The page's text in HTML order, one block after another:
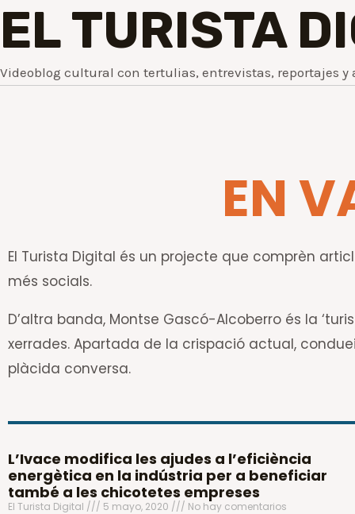
EL TURISTA
Videoblog cultural con tertulias, entrevistas, reportajes y
EN
El Turista Digital és un projecte que comprèn
més socials.
D’altra banda, Montse Gascó-Alcoberro és la
xerrades. Apartada de la crispació actual,
plàcida conversa.
L’Ivace modifica les ajudes a l’eficiència
energètica en la indústria per a beneficiar
també a les chicotetes empreses
El Turista Digital 5 mayo, 2020 No hay comentarios